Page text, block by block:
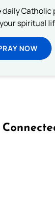
Catholic
spiritual
NOW